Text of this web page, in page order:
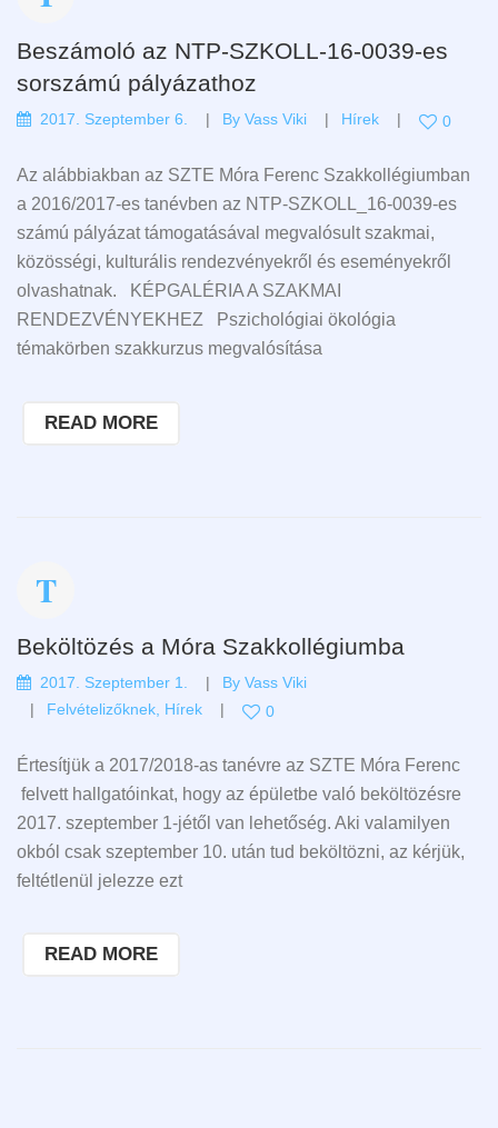
Beszámoló az NTP-SZKOLL-16-0039-es
sorszámú pályázathoz
2017. Szeptember 6. By Vass Viki Hírek 0
Az alábbiakban az SZTE Móra Ferenc Szakkollégiumban
a 2016/2017-es tanévben az NTP-SZKOLL_16-0039-es
számú pályázat támogatásával megvalósult szakmai,
közösségi, kulturális rendezvényekről és eseményekről
olvashatnak. KÉPGALÉRIA A SZAKMAI
RENDEZVÉNYEKHEZ Pszichológiai ökológia
témakörben szakkurzus megvalósítása
READ MORE
Beköltözés a Móra Szakkollégiumba
2017. Szeptember 1. By Vass Viki
Felvételizőknek Hírek 0
Értesítjük a 2017/2018-as tanévre az SZTE Móra Ferenc
felvett hallgatóinkat, hogy az épületbe való beköltözésre
2017. szeptember 1-jétől van lehetőség. Aki valamilyen
okból csak szeptember 10. után tud beköltözni, az kérjük,
feltétlenül jelezze ezt
READ MORE